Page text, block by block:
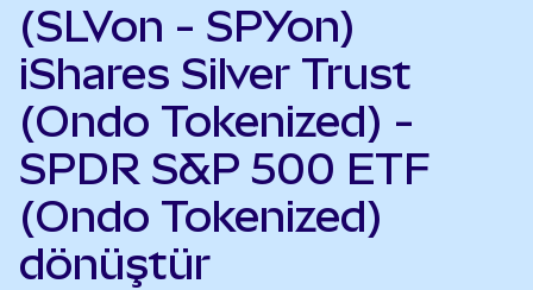
(SLVon - SPYon)
iShares Silver Trust
(Ondo Tokenized) -
SPDR S&P 500 ETF
(Ondo Tokenized)
dönüştür